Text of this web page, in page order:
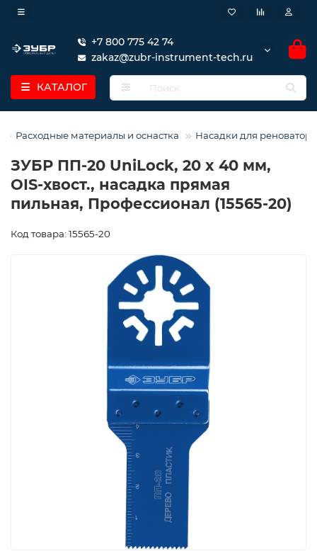
+7 800 775 42 74
zakaz@zubr-instrument-tech.ru
КАТАЛОГ
Расходные материалы и оснастка Насадки для реноватора
ЗУБР ПП-20 UniLock, 20 x 40 мм,
OIS-хвост., насадка прямая
пильная, Профессионал (15565-20)
Код товара: 15565-20